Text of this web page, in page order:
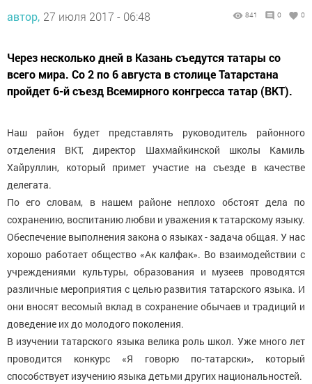
автор, 27 июля 2017 - 06:48 841 0 0
Через несколько дней в Казань съедутся татары со
всего мира. Со 2 по 6 августа в столице Татарстана
пройдет 6-й съезд Всемирного конгресса татар (ВКТ).
Наш район будет представлять руководитель районного
отделения ВКТ, директор Шахмайкинской школы Камиль
Хайруллин, который примет участие на съезде в качестве
делегата.
По его словам, в нашем районе неплохо обстоят дела по
сохранению, воспитанию любви и уважения к татарскому языку.
Обеспечение выполнения закона о языках - задача общая. У нас
хорошо работает общество «Ак калфак». Во взаимодействии с
учреждениями культуры, образования и музеев проводятся
различные мероприятия с целью развития татарского языка. И
они вносят весомый вклад в сохранение обычаев и традиций и
доведение их до молодого поколения.
В изучении татарского языка велика роль школ. Уже много лет
проводится конкурс «Я говорю по-татарски», который
способствует изучению языка детьми других национальностей.